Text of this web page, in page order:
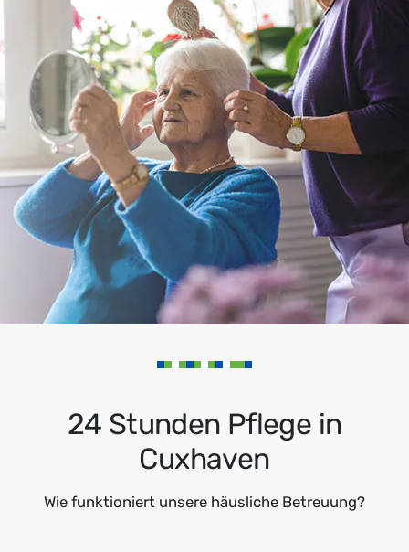
24 Stunden Pflege in
Cuxhaven
Wie funktioniert unsere häusliche Betreuung?